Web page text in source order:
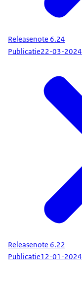
Releasenote 6.24
Publicatie22-03-2024
Releasenote 6.22
Publicatie12-01-2024